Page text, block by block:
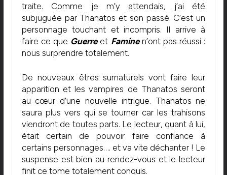
traite. Comme je m’y attendais, j’ai été
subjuguée par Thanatos et son passé. C’est un
personnage touchant et incompris. Il arrive à
faire ce que Guerreet Faminen’ont pas réussi :
nous surprendre totalement.
De nouveaux êtres surnaturels vont faire leur
apparition et les vampires de Thanatos seront
au cœur d’une nouvelle intrigue. Thanatos ne
saura plus vers qui se tourner car les trahisons
viendront de toutes parts. Le lecteur, quant à lui,
était certain de pouvoir faire confiance à
certains personnages…. et va vite déchanter ! Le
suspense est bien au rendez-vous et le lecteur
finit ce tome totalement conquis.